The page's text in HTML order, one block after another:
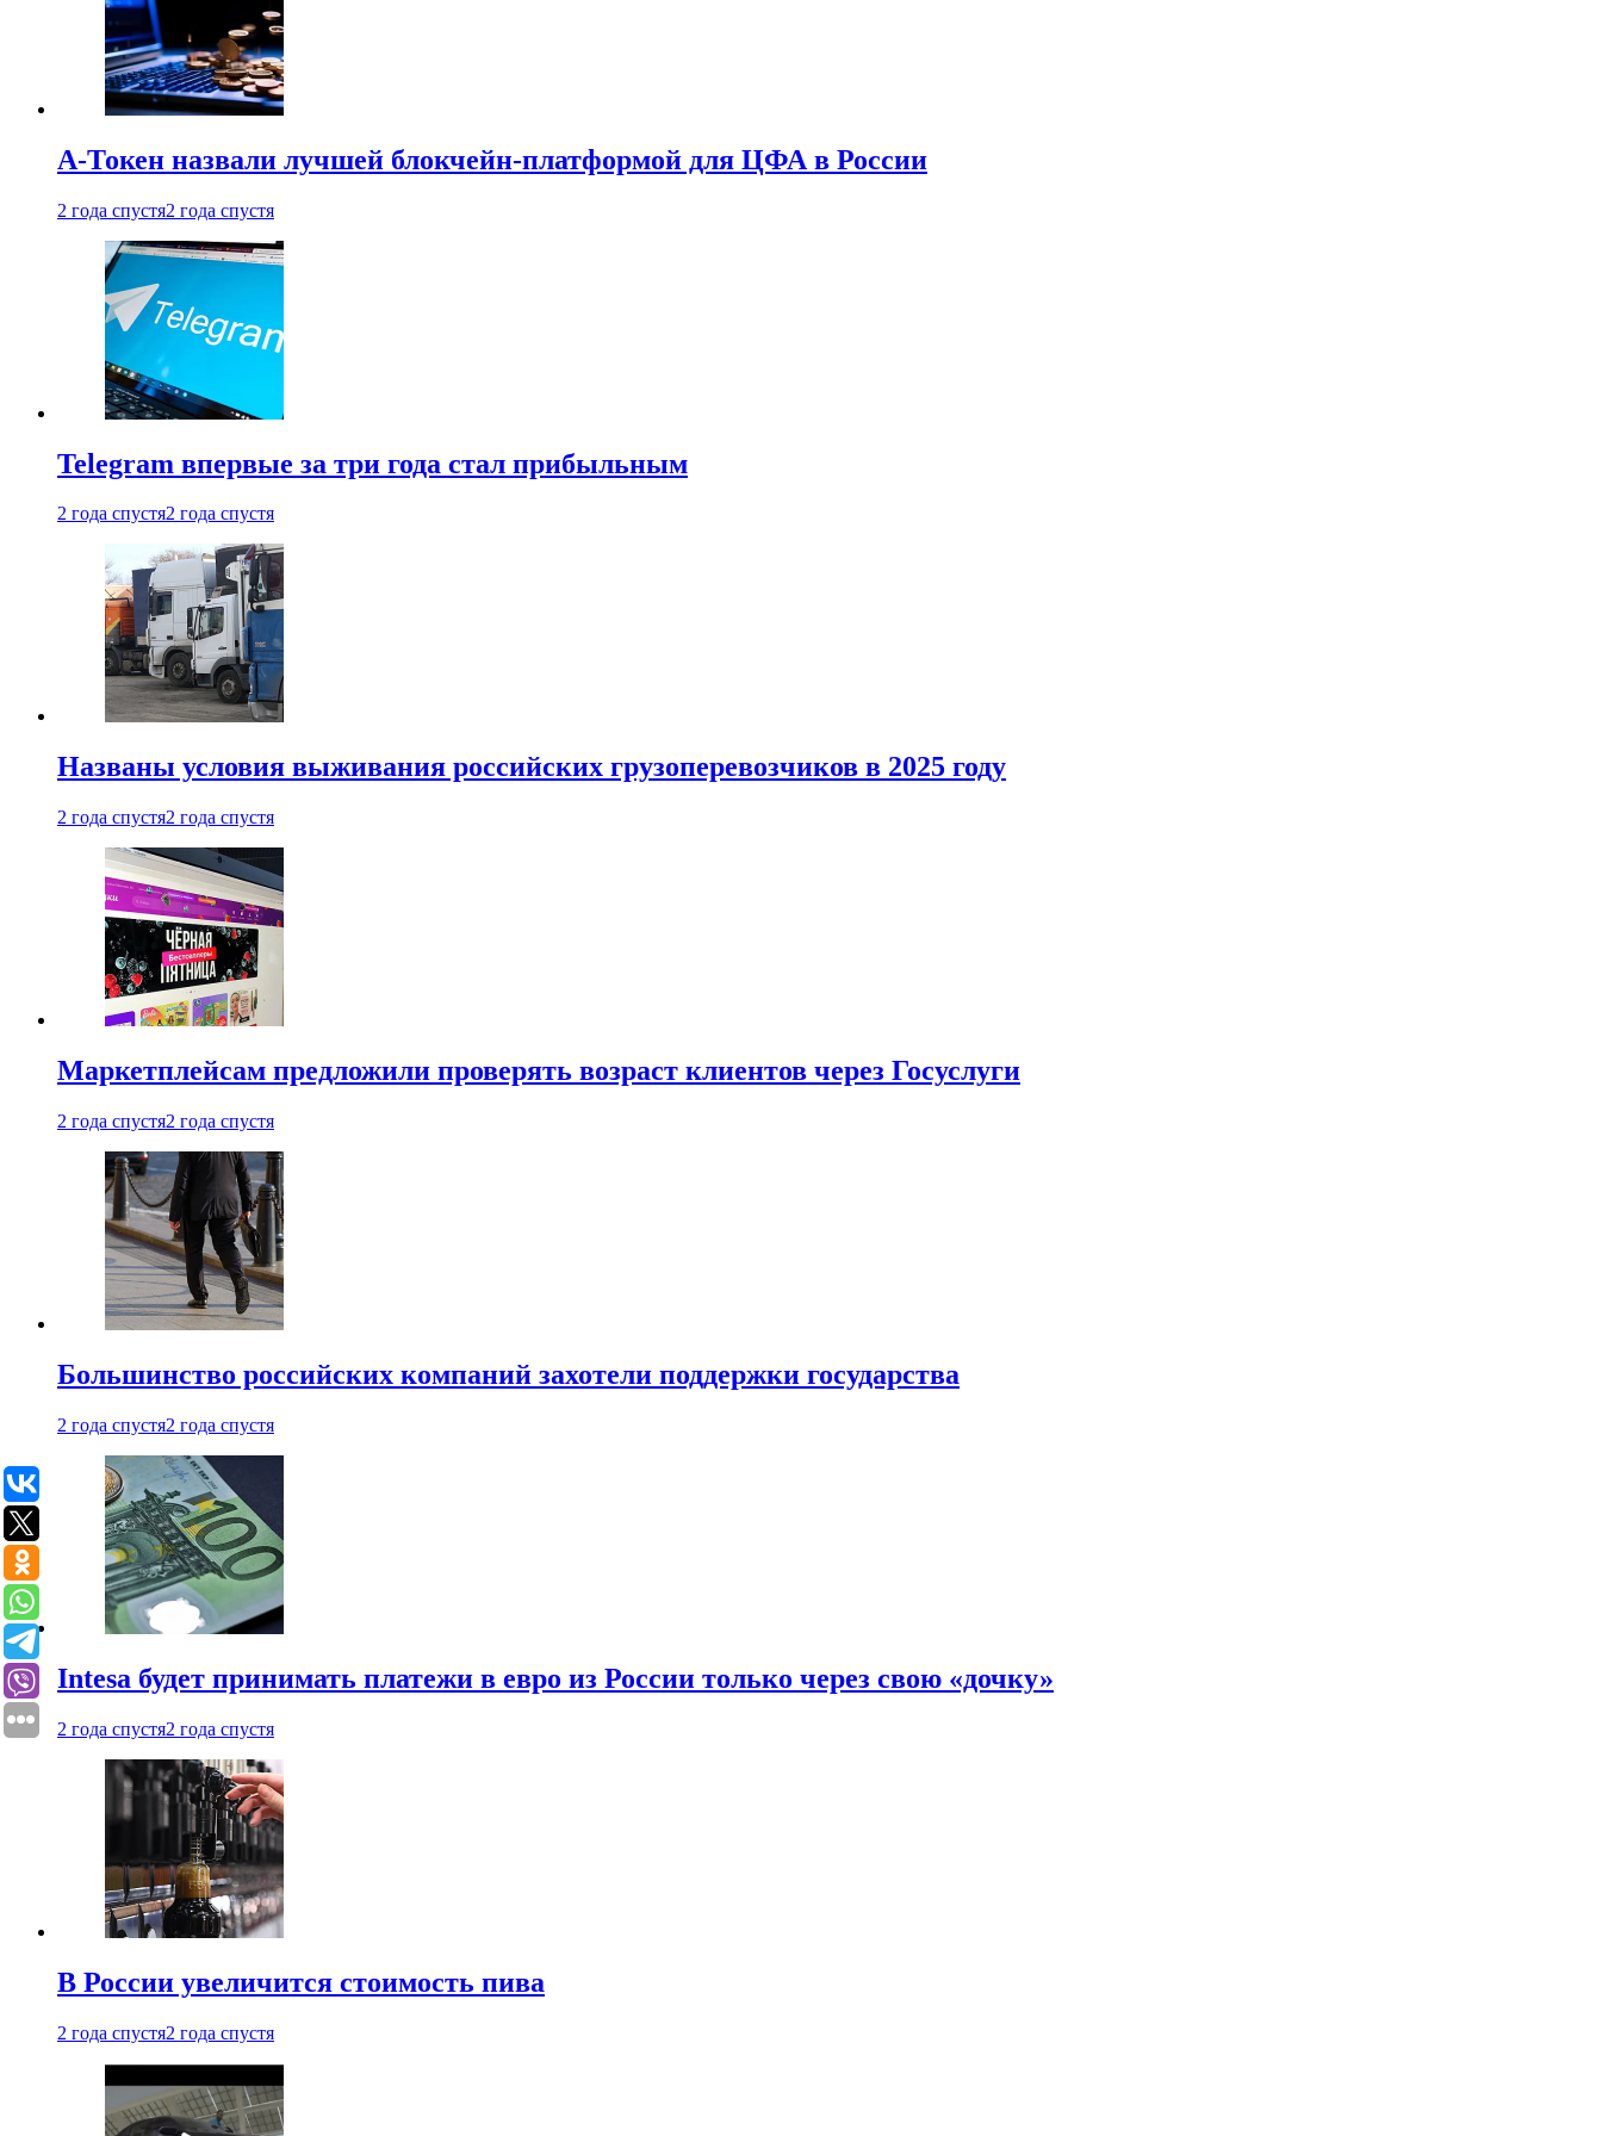
А-Токен назвали лучшей блокчейн-платформой для ЦФА в России
2 года спустя2 года спустя
Telegram впервые за три года стал прибыльным
2 года спустя2 года спустя
Названы условия выживания российских грузоперевозчиков в 2025 году
2 года спустя2 года спустя
Маркетплейсам предложили проверять возраст клиентов через Госуслуги
2 года спустя2 года спустя
Большинство российских компаний захотели поддержки государства
2 года спустя2 года спустя
Intesa будет принимать платежи в евро из России только через свою «дочку»
2 года спустя2 года спустя
В России увеличится стоимость пива
2 года спустя2 года спустя